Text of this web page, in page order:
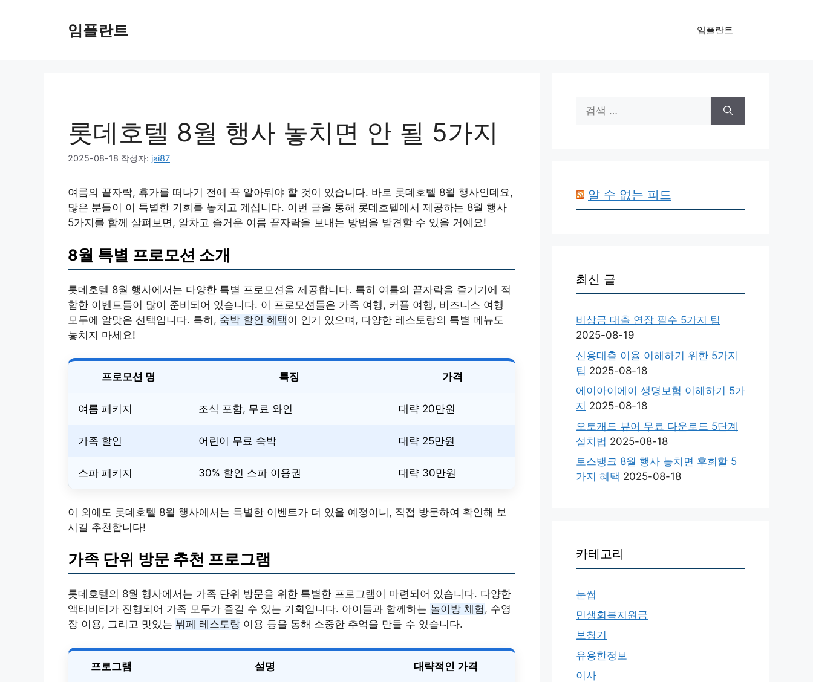
임플란트 임플란트
롯데호텔 8월 행사 놓치면 안 될 5가지
2025-08-18 작성자: jai87
여름의 끝자락, 휴가를 떠나기 전에 꼭 알아둬야 할 것이 있습니다. 바로 롯데호텔 8월 행사인데요,
많은 분들이 이 특별한 기회를 놓치고 계십니다. 이번 글을 통해 롯데호텔에서 제공하는 8월 행사
5가지를 함께 살펴보면, 알차고 즐거운 여름 끝자락을 보내는 방법을 발견할 수 있을 거예요!
8월 특별 프로모션 소개
롯데호텔 8월 행사에서는 다양한 특별 프로모션을 제공합니다. 특히 여름의 끝자락을 즐기기에 적
합한 이벤트들이 많이 준비되어 있습니다. 이 프로모션들은 가족 여행, 커플 여행, 비즈니스 여행
모두에 알맞은 선택입니다. 특히, 숙박 할인 혜택이 인기 있으며, 다양한 레스토랑의 특별 메뉴도
놓치지 마세요!
프로모션 명 특징 가격
여름 패키지 조식 포함, 무료 와인 대략 20만원
가족 할인 어린이 무료 숙박 대략 25만원
스파 패키지 30% 할인 스파 이용권 대략 30만원
이 외에도 롯데호텔 8월 행사에서는 특별한 이벤트가 더 있을 예정이니, 직접 방문하여 확인해 보
시길 추천합니다!
가족 단위 방문 추천 프로그램
롯데호텔의 8월 행사에서는 가족 단위 방문을 위한 특별한 프로그램이 마련되어 있습니다. 다양한
액티비티가 진행되어 가족 모두가 즐길 수 있는 기회입니다. 아이들과 함께하는 놀이방 체험, 수영
장 이용, 그리고 맛있는 뷔페 레스토랑 이용 등을 통해 소중한 추억을 만들 수 있습니다.
프로그램 설명 대략적인 가격
색:
알 수 없는 피드
최신 글
비상금 대출 연장 필수 5가지 팁
2025-08-19
신용대출 이율 이해하기 위한 5가지
팁 2025-08-18
에이아이에이 생명보험 이해하기 5가
지 2025-08-18
오토캐드 뷰어 무료 다운로드 5단계
설치법 2025-08-18
토스뱅크 8월 행사 놓치면 후회할 5
가지 혜택 2025-08-18
카테고리
눈썹
민생회복지원금
보청기
유용한정보
이사